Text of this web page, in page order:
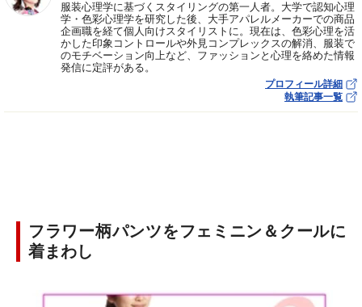
服装心理学に基づくスタイリングの第一人者。大学で認知心理
学・色彩心理学を研究した後、大手アパレルメーカーでの商品
企画職を経て個人向けスタイリストに。現在は、色彩心理を活
かした印象コントロールや外見コンプレックスの解消、服装で
のモチベーション向上など、ファッションと心理を絡めた情報
発信に定評がある。
プロフィール詳細
執筆記事一覧
フラワー柄パンツをフェミニン＆クールに
着まわし